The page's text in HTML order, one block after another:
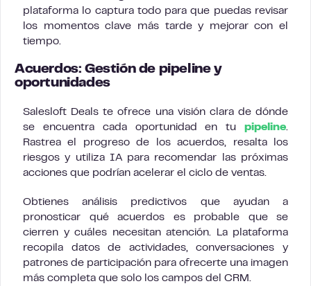
plataforma lo captura todo para que puedas revisar
los momentos clave más tarde y mejorar con el
tiempo.
Acuerdos: Gestión de pipeline y
oportunidades
Salesloft Deals te ofrece una visión clara de dónde
se encuentra cada oportunidad en tu pipeline.
Rastrea el progreso de los acuerdos, resalta los
riesgos y utiliza IA para recomendar las próximas
acciones que podrían acelerar el ciclo de ventas.
Obtienes análisis predictivos que ayudan a
pronosticar qué acuerdos es probable que se
cierren y cuáles necesitan atención. La plataforma
recopila datos de actividades, conversaciones y
patrones de participación para ofrecerte una imagen
más completa que solo los campos del CRM.